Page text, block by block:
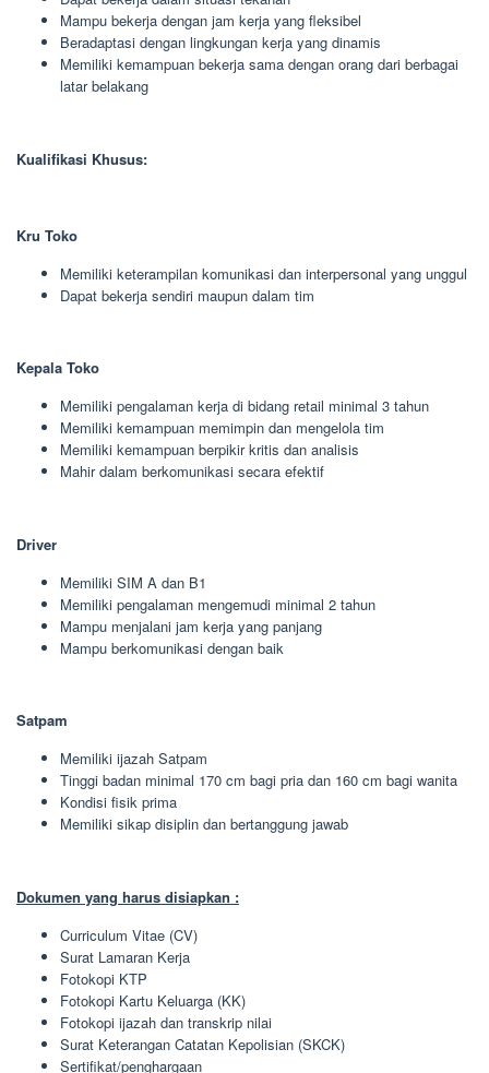
Mampu bekerja dengan jam kerja yang fleksibel
Beradaptasi dengan lingkungan kerja yang dinamis
Memiliki kemampuan bekerja sama dengan orang dari berbagai
latar belakang
Kualifikasi Khusus:
Kru Toko
Memiliki keterampilan komunikasi dan interpersonal yang unggul
Dapat bekerja sendiri maupun dalam tim
Kepala Toko
Memiliki pengalaman kerja di bidang retail minimal 3 tahun
Memiliki kemampuan memimpin dan mengelola tim
Memiliki kemampuan berpikir kritis dan analisis
Mahir dalam berkomunikasi secara efektif
Driver
Memiliki SIM A dan B1
Memiliki pengalaman mengemudi minimal 2 tahun
Mampu menjalani jam kerja yang panjang
Mampu berkomunikasi dengan baik
Satpam
Memiliki ijazah Satpam
Tinggi badan minimal 170 cm bagi pria dan 160 cm bagi wanita
Kondisi fisik prima
Memiliki sikap disiplin dan bertanggung jawab
Dokumen yang harus disiapkan :
Curriculum Vitae (CV)
Surat Lamaran Kerja
Fotokopi KTP
Fotokopi Kartu Keluarga (KK)
Fotokopi ijazah dan transkrip nilai
Surat Keterangan Catatan Kepolisian (SKCK)
Sertifikat/penghargaan